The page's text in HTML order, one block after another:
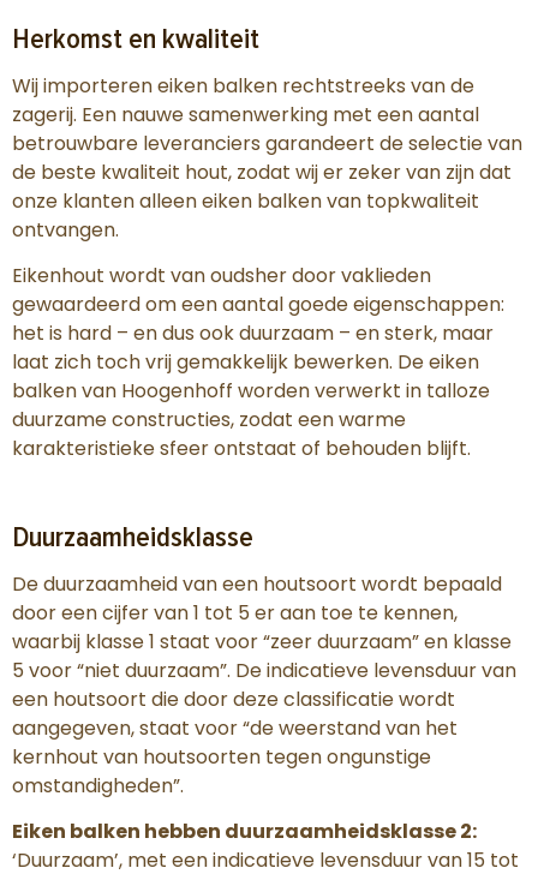
Herkomst en kwaliteit
Wij importeren eiken balken rechtstreeks van de
zagerij. Een nauwe samenwerking met een aantal
betrouwbare leveranciers garandeert de selectie van
de beste kwaliteit hout, zodat wij er zeker van zijn dat
onze klanten alleen eiken balken van topkwaliteit
ontvangen.
Eikenhout wordt van oudsher door vaklieden
gewaardeerd om een aantal goede eigenschappen:
het is hard – en dus ook duurzaam – en sterk, maar
laat zich toch vrij gemakkelijk bewerken. De eiken
balken van Hoogenhoff worden verwerkt in talloze
duurzame constructies, zodat een warme
karakteristieke sfeer ontstaat of behouden blijft.
Duurzaamheidsklasse
De duurzaamheid van een houtsoort wordt bepaald
door een cijfer van 1 tot 5 er aan toe te kennen,
waarbij klasse 1 staat voor “zeer duurzaam” en klasse
5 voor “niet duurzaam”. De indicatieve levensduur van
een houtsoort die door deze classificatie wordt
aangegeven, staat voor “de weerstand van het
kernhout van houtsoorten tegen ongunstige
omstandigheden”.
Eiken balken hebben duurzaamheidsklasse 2:
‘Duurzaam’, met een indicatieve levensduur van 15 tot